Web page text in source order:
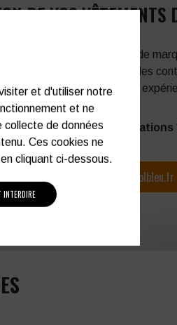
DE VOS VÊTEMENTS
produits et les techniques de
votre support en fonction des
d’image. Profitez de son
avoir plus d’informations
contact@colbleu.fr
et d'utiliser notre
et ne
de données
Ces cookies ne
cliquant ci-dessous.
INTERDIRE